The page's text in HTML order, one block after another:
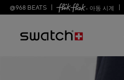
@968 BEATS - 아동 시계